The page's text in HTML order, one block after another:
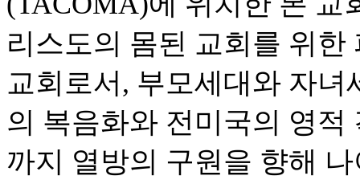
리스도의 몸된 교회를 위
교회로서, 부모세대와 자
의 복음화와 전미국의 영
까지 열방의 구원을 향해